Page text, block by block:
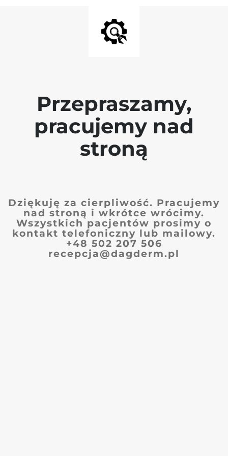
Przepraszamy,
pracujemy nad
stroną
Dziękuję za cierpliwość. Pracujemy
nad stroną i wkrótce wrócimy.
Wszystkich pacjentów prosimy o
kontakt telefoniczny lub mailowy.
+48 502 207 506
recepcja@dagderm.pl